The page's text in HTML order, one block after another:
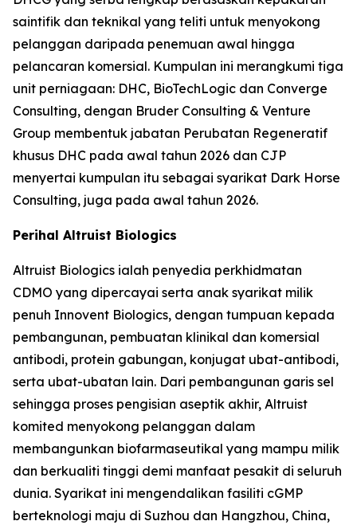
saintifik dan teknikal yang teliti untuk menyokong
pelanggan daripada penemuan awal hingga
pelancaran komersial. Kumpulan ini merangkumi tiga
unit perniagaan: DHC, BioTechLogic dan Converge
Consulting, dengan Bruder Consulting & Venture
Group membentuk jabatan Perubatan Regeneratif
khusus DHC pada awal tahun 2026 dan CJP
menyertai kumpulan itu sebagai syarikat Dark Horse
Consulting, juga pada awal tahun 2026.
Perihal Altruist Biologics
Altruist Biologics ialah penyedia perkhidmatan
CDMO yang dipercayai serta anak syarikat milik
penuh Innovent Biologics, dengan tumpuan kepada
pembangunan, pembuatan klinikal dan komersial
antibodi, protein gabungan, konjugat ubat-antibodi,
serta ubat-ubatan lain. Dari pembangunan garis sel
sehingga proses pengisian aseptik akhir, Altruist
komited menyokong pelanggan dalam
membangunkan biofarmaseutikal yang mampu milik
dan berkualiti tinggi demi manfaat pesakit di seluruh
dunia. Syarikat ini mengendalikan fasiliti cGMP
berteknologi maju di Suzhou dan Hangzhou, China,